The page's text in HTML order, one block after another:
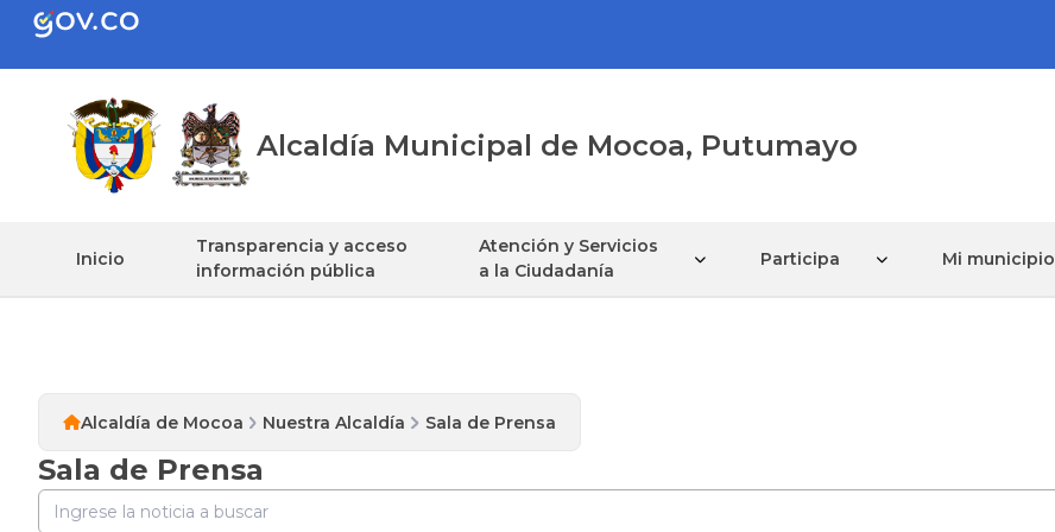
Alcaldía Municipal de Mocoa, Putumayo
Inicio
Transparencia y acceso
información pública
Atención y Servicios
a la Ciudadanía
Participa Mi municipio
Alcaldía de Mocoa Nuestra Alcaldía Sala de Prensa
Sala de Prensa